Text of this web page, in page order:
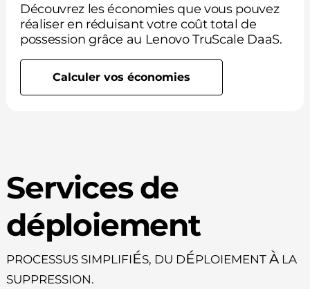
Découvrez les économies que vous pouvez
réaliser en réduisant votre coût total de
possession grâce au Lenovo TruScale DaaS.
Calculer vos économies
Services de
déploiement
Processus simplifiés, du déploiement à la
suppression.